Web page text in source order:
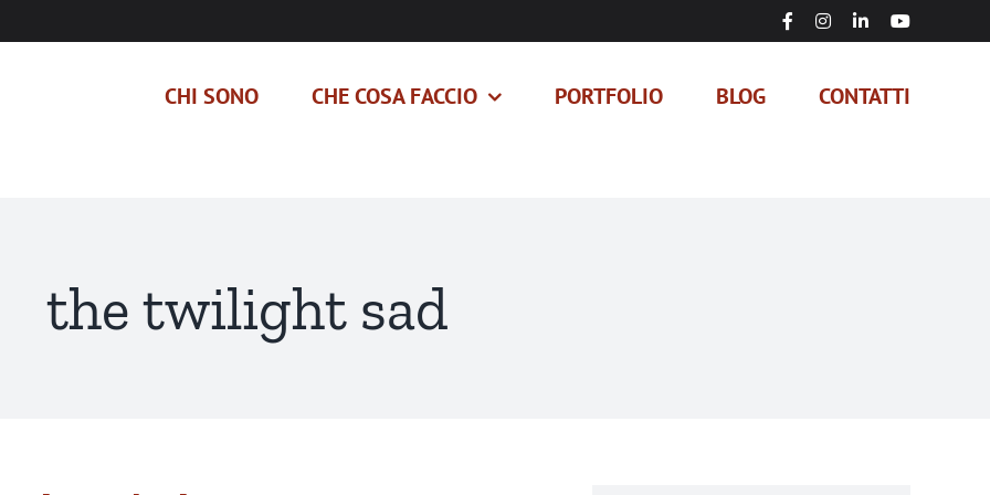
FacebookInstagram
LinkedInYouTube
CHI SONO CHE COSA FACCIO PORTFOLIO BLOG CONTATTI
the twilight sad